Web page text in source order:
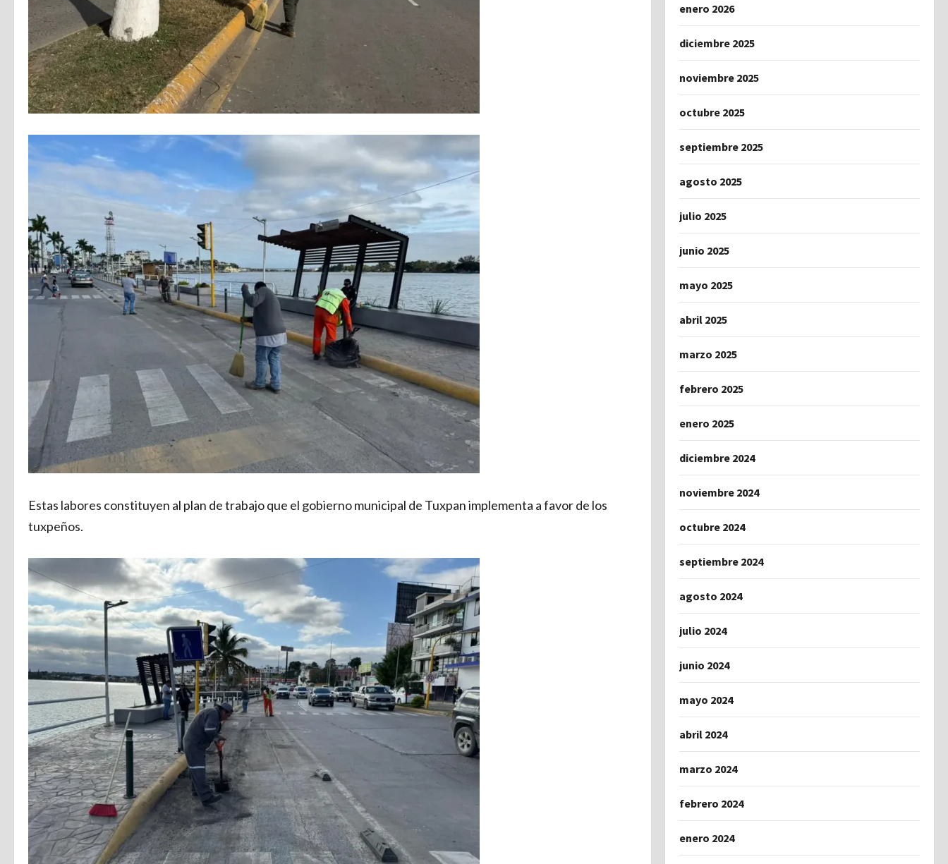
Estas labores constituyen al plan de trabajo que el gobierno municipal de Tuxpan implementa a favor de los
tuxpeños.
enero 2026
diciembre 2025
noviembre 2025
octubre 2025
septiembre 2025
agosto 2025
julio 2025
junio 2025
mayo 2025
abril 2025
marzo 2025
febrero 2025
enero 2025
diciembre 2024
noviembre 2024
octubre 2024
septiembre 2024
agosto 2024
julio 2024
junio 2024
mayo 2024
abril 2024
marzo 2024
febrero 2024
enero 2024